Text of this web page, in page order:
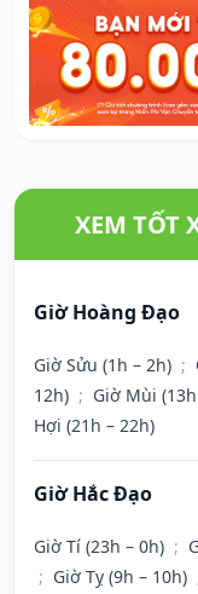
XEM TỐT
Giờ Hoàng Đạo
Giờ Sửu (1h – 2h) ;
12h) ; Giờ Mùi
Hợi (21h – 22h)
Giờ Hắc Đạo
Giờ Tí (23h – 0h) ;
; Giờ Tỵ (9h – 10h)